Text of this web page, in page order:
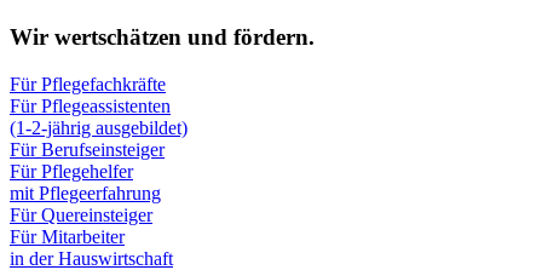
Wir wertschätzen und fördern.
Für Pflegefachkräfte
Für Pflegeassistenten
(1-2-jährig ausgebildet)
Für Berufseinsteiger
Für Pflegehelfer
mit Pflegeerfahrung
Für Quereinsteiger
Für Mitarbeiter
in der Hauswirtschaft